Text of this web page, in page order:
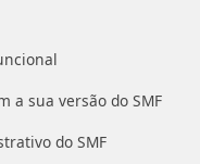
a sua versão do SMF
do SMF